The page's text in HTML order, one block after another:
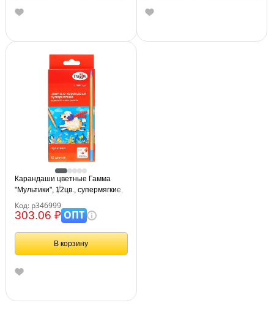
Карандаши цветные Гамма
"Мультики", 12цв., супермягкие,
заточен., картон. упак.,
Код: р346999
303.06 ₽ОПТ
В корзину